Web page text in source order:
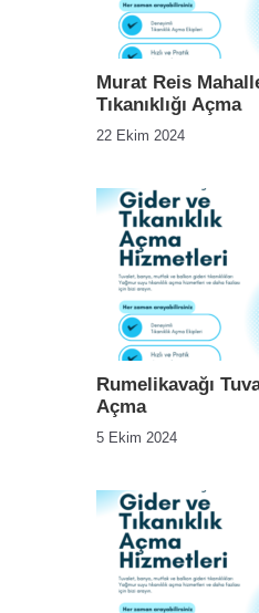
Murat Reis
Tıkanıklığı Açma
22 Ekim 2024
Rumelikavağı
Açma
5 Ekim 2024